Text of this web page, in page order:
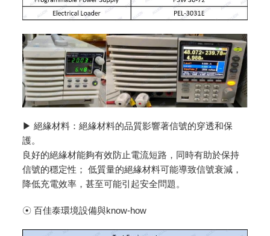
▶ 絕緣材料：絕緣材料的品質影響著信號的穿透和保
護。
良好的絕緣材能夠有效防止電流短路，同時有助於保持
信號的穩定性； 低質量的絕緣材料可能導致信號衰減，
降低充電效率，甚至可能引起安全問題。
☉ 百佳泰環境設備與know-how